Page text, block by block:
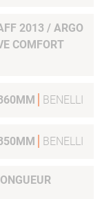
2013 / ARGO
COMFORT
BENELLI
BENELLI